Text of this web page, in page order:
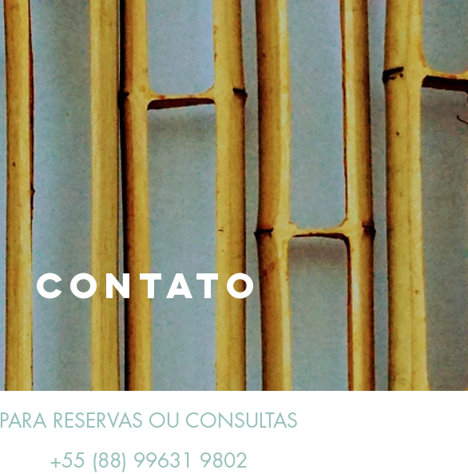
contatO
PARA RESERVAS OU CONSULTAS
+55 (88) 99631 9802